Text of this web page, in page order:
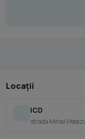
Locații
ICD
strada Mihai